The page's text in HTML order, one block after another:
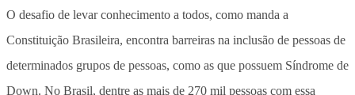
O desafio de levar conhecimento a todos, como manda a
Constituição Brasileira, encontra barreiras na inclusão de pessoas de
determinados grupos de pessoas, como as que possuem Síndrome de
Down. No Brasil, dentre as mais de 270 mil pessoas com essa